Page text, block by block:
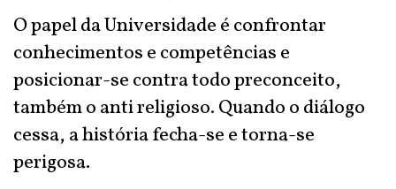
O papel da Universidade é confrontar
conhecimentos e competências e
posicionar-se contra todo preconceito,
também o anti religioso. Quando o diálogo
cessa, a história fecha-se e torna-se
perigosa.